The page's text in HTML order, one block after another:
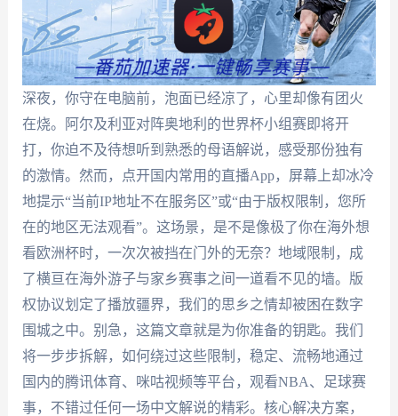
深夜，你守在电脑前，泡面已经凉了，心里却像有团火
在烧。阿尔及利亚对阵奥地利的世界杯小组赛即将开
打，你迫不及待想听到熟悉的母语解说，感受那份独有
的激情。然而，点开国内常用的直播App，屏幕上却冰冷
地提示“当前IP地址不在服务区”或“由于版权限制，您所
在的地区无法观看”。这场景，是不是像极了你在海外想
看欧洲杯时，一次次被挡在门外的无奈？地域限制，成
了横亘在海外游子与家乡赛事之间一道看不见的墙。版
权协议划定了播放疆界，我们的思乡之情却被困在数字
围城之中。别急，这篇文章就是为你准备的钥匙。我们
将一步步拆解，如何绕过这些限制，稳定、流畅地通过
国内的腾讯体育、咪咕视频等平台，观看NBA、足球赛
事，不错过任何一场中文解说的精彩。核心解决方案，